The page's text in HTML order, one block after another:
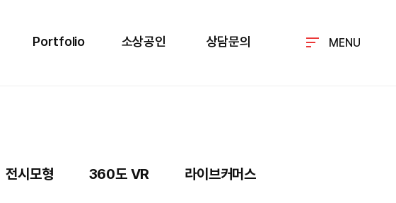
Portfolio 소상공인 상담문의 MENU
전시모형 360도 VR 라이브커머스